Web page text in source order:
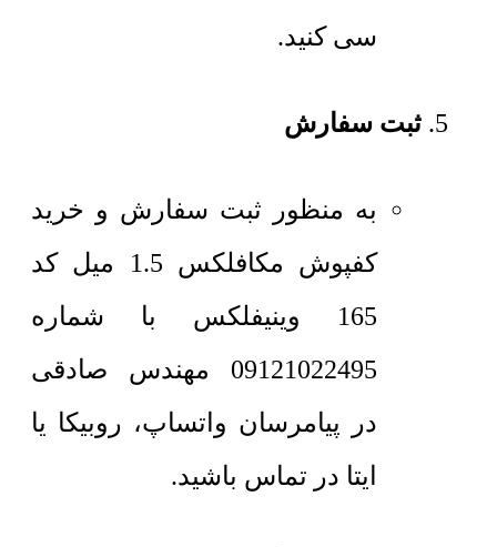
سی کنید.
ثبت سفارش
به منظور ثبت سفارش و خرید
کفپوش مکافلکس 1.5 میل کد
165 وینیفلکس با شماره
09121022495 مهندس صادقی
در پیامرسان واتساپ، روبیکا یا
ایتا در تماس باشید.